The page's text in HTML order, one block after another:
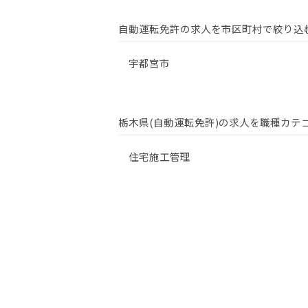
自動運転免許の求人を市区町村で絞り込
宇都宮市
栃木県(自動運転免許)の求人を職種カテ
住宅施工管理